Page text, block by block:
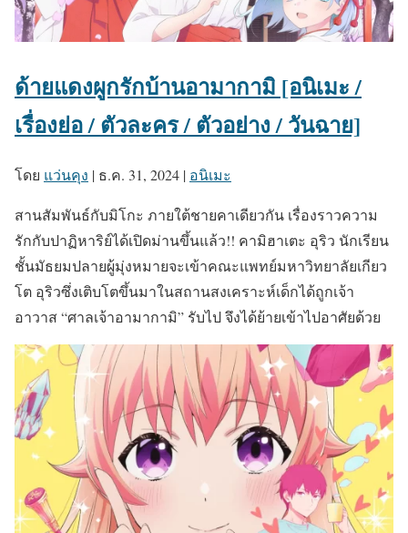
ด้ายแดงผูกรักบ้านอามากามิ [อนิเมะ /
เรื่องย่อ / ตัวละคร / ตัวอย่าง / วันฉาย]
โดย แว่นคุง | ธ.ค. 31, 2024 | อนิเมะ
สานสัมพันธ์กับมิโกะ ภายใต้ชายคาเดียวกัน เรื่องราวความ
รักกับปาฏิหาริย์ได้เปิดม่านขึ้นแล้ว!! คามิฮาเตะ อุริว นักเรียน
ชั้นมัธยมปลายผู้มุ่งหมายจะเข้าคณะแพทย์มหาวิทยาลัยเกียว
โต อุริวซึ่งเติบโตขึ้นมาในสถานสงเคราะห์เด็กได้ถูกเจ้า
อาวาส “ศาลเจ้าอามากามิ” รับไป จึงได้ย้ายเข้าไปอาศัยด้วย